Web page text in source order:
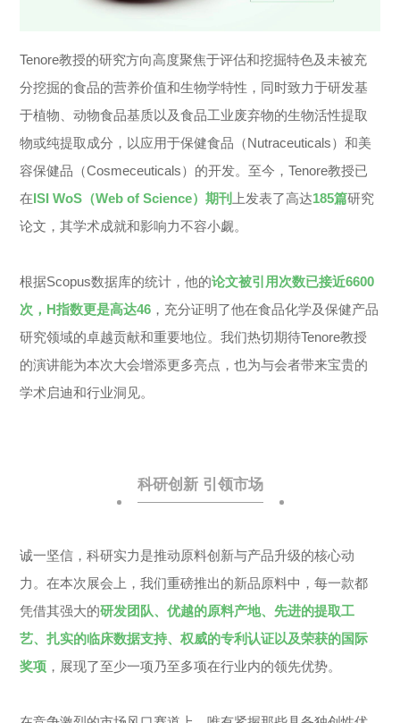
Tenore教授的研究方向高度聚焦于评估和挖掘特色及未被充
分挖掘的食品的营养价值和生物学特性，同时致力于研发基
于植物、动物食品基质以及食品工业废弃物的生物活性提取
物或纯提取成分，以应用于保健食品（Nutraceuticals）和美
容保健品（Cosmeceuticals）的开发。至今，Tenore教授已
在ISI WoS（Web of Science）期刊 上发表了高达185篇研究
论文，其学术成就和影响力不容小觑。
根据Scopus数据库的统计，他的论文被引用次数已接近6600
次，H指数更是高达46 ，充分证明了他在食品化学及保健产品
研究领域的卓越贡献和重要地位。我们热切期待Tenore教授
的演讲能为本次大会增添更多亮点，也为与会者带来宝贵的
学术启迪和行业洞见。
科研创新 引领市场
诚一坚信，科研实力是推动原料创新与产品升级的核心动
力。在本次展会上，我们重磅推出的新品原料中，每一款都
凭借其强大的研发团队、优越的原料产地、先进的提取工
艺、扎实的临床数据支持、权威的专利认证以及荣获的国际
奖项 ，展现了至少一项乃至多项在行业内的领先优势。